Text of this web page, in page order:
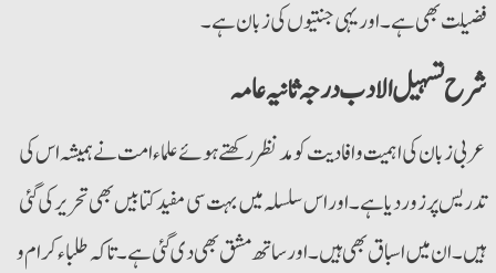
فضیلت بھی ہے۔ اوریہی جنتیوں کی زبان ہے۔
شرح تسہیل الادب درجہ ثانیہ عامہ
عربی زبان کی اہمیت و افادیت کو مدنظر رکھتے ہوئے علماء امت نے ہمیشہ اس کی
تدریس پر زور دیا ہے۔ اور اس سلسلہ میں بہت سی مفید کتابیں بھی تحریر کی گئی
ہیں۔ ان میں اسباق بھی ہیں۔ اورساتھ مشق بھی دی گئی ہے۔تاکہ طلباء کرام و